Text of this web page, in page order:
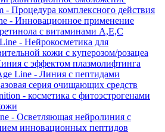
- Процедура комплексного действия
- Инновационное применение
с витаминами A,Е,С
- Нейрокосметика для
кожи с куперозом/розацеа
с эффектом плазмолифтинга
Line - Линия с пептидами
серия очищающих средств
- косметика с фитоэстрогенами
- Осветляющая нейролиния с
инновационных пептидов